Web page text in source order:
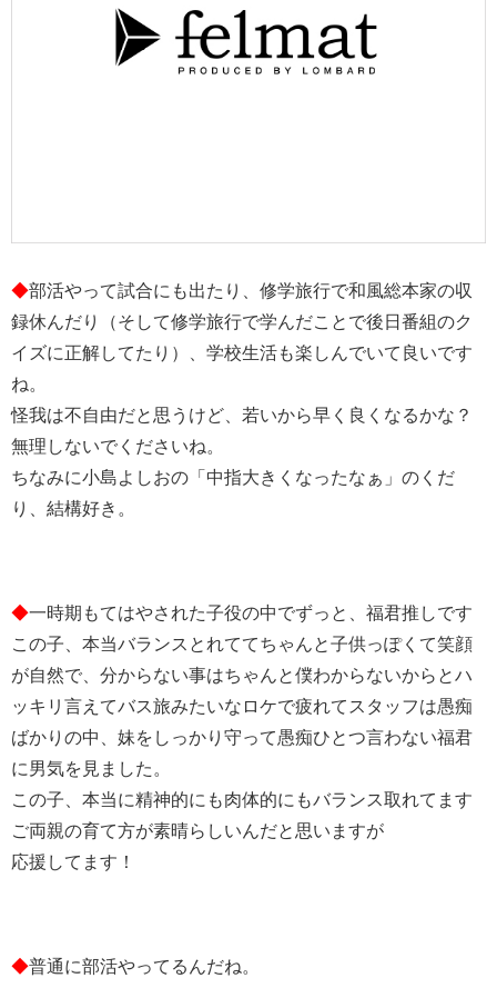
◆部活やって試合にも出たり、修学旅行で和風総本家の収
録休んだり（そして修学旅行で学んだことで後日番組のク
イズに正解してたり）、学校生活も楽しんでいて良いです
ね。
怪我は不自由だと思うけど、若いから早く良くなるかな？
無理しないでくださいね。
ちなみに小島よしおの「中指大きくなったなぁ」のくだ
り、結構好き。
◆一時期もてはやされた子役の中でずっと、福君推しです
この子、本当バランスとれててちゃんと子供っぽくて笑顔
が自然で、分からない事はちゃんと僕わからないからとハ
ッキリ言えてバス旅みたいなロケで疲れてスタッフは愚痴
ばかりの中、妹をしっかり守って愚痴ひとつ言わない福君
に男気を見ました。
この子、本当に精神的にも肉体的にもバランス取れてます
ご両親の育て方が素晴らしいんだと思いますが
応援してます！
◆普通に部活やってるんだね。